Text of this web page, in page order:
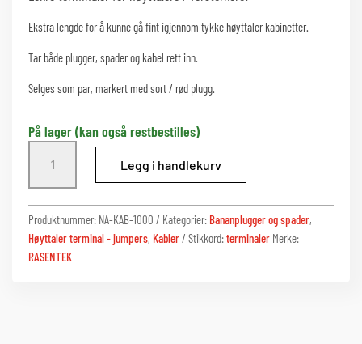
Ekstra lengde for å kunne gå fint igjennom tykke høyttaler kabinetter.
Tar både plugger, spader og kabel rett inn.
Selges som par, markert med sort / rød plugg.
På lager (kan også restbestilles)
Spader
til
høyttalerkabel
antall
Legg i handlekurv
Produktnummer: NA-KAB-1000 Kategorier: Bananplugger og spader,
Høyttaler terminal - jumpers, Kabler Stikkord:terminaler Merke:
RASENTEK